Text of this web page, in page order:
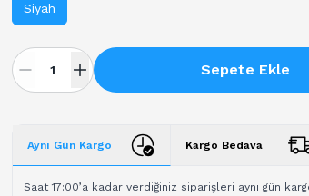
Siyah
Sepete Ekle
Aynı Gün Kargo Kargo Bedava
Saat 17:00’a kadar verdiğiniz siparişleri aynı gün